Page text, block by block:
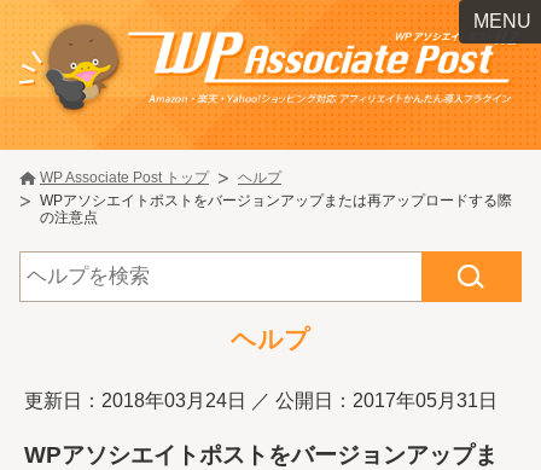
WP Associate Post トップ
ヘルプ
WPアソシエイトポストをバージョンアップまたは再アップロードする際
の注意点
ヘルプ
更新日：2018年03月24日 ／ 公開日：2017年05月31日
WPアソシエイトポストをバージョンアップま
MENU